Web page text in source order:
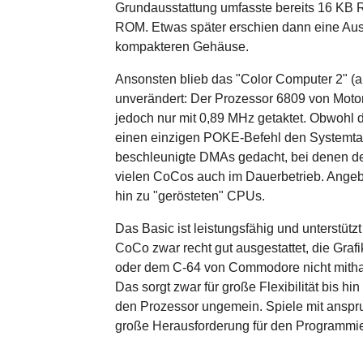
Grundausstattung umfasste bereits 16 KB
ROM. Etwas später erschien dann eine
kompakteren Gehäuse.
Ansonsten blieb das "Color Computer 2"
unverändert: Der Prozessor 6809 von
jedoch nur mit 0,89 MHz getaktet. Obwohl
einen einzigen POKE-Befehl den
beschleunigte DMAs gedacht, bei denen
vielen CoCos auch im Dauerbetrieb.
hin zu "gerösteten" CPUs.
Das Basic ist leistungsfähig und
CoCo zwar recht gut ausgestattet, die
oder dem C-64 von Commodore nicht
Das sorgt zwar für große Flexibilität bis
den Prozessor ungemein. Spiele mit
große Herausforderung für den